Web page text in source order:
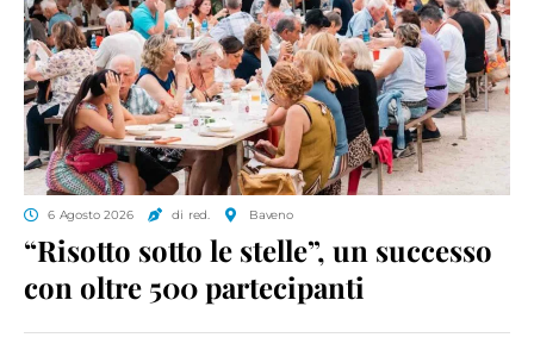
6 Agosto 2026 di red. Baveno
“Risotto sotto le stelle”, un successo
con oltre 500 partecipanti